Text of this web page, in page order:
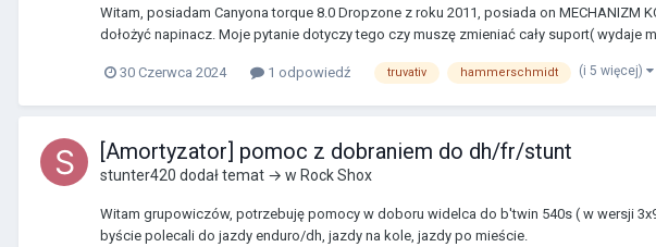
Witam, posiadam Canyona torque 8.0 Dropzone z roku 2011, posiada on MECHANIZM
dołożyć napinacz. Moje pytanie dotyczy tego czy muszę zmieniać cały suport( wydaje mi
30 Czerwca 2024 1 odpowiedź truvativ hammerschmidt (i 5 więcej)
[Amortyzator] pomoc z dobraniem do dh/fr/stunt
stunter420 dodał temat → w Rock Shox
Witam grupowiczów, potrzebuję pomocy w doboru widelca do b'twin 540s ( w wersji
byście polecali do jazdy enduro/dh, jazdy na kole, jazdy po mieście.